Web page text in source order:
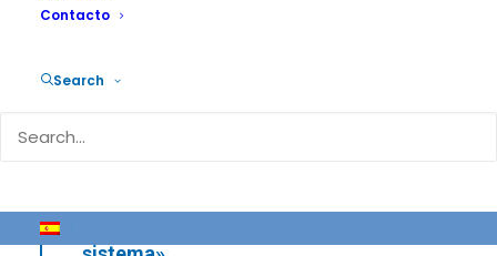
Contacto
Search
que la partida prevista en el Proyecto de
la financiación del Sistema de
Dependencia (SAAD), que reduce en 200
supondrá de facto «la muerte del